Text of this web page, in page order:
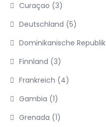
Curaçao (3)
Deutschland (5)
Dominikanische Republik
Finnland (3)
Frankreich (4)
Gambia (1)
Grenada (1)